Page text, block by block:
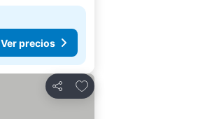
Ver precios
Compartir
Agregar a favoritos